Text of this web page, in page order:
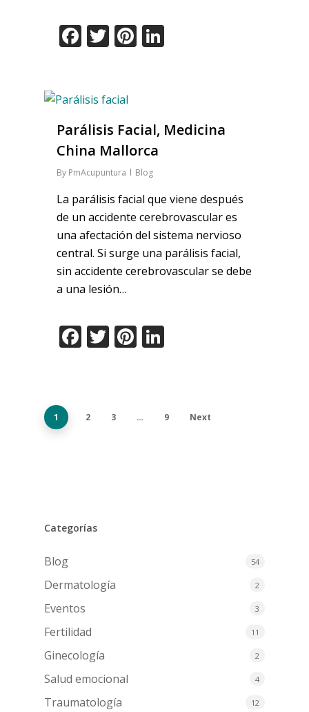
Facebook
TwitterPinterest
Parálisis Facial, Medicina
China Mallorca
By PmAcupuntura Blog
La parálisis facial que viene después
de un accidente cerebrovascular es
una afectación del sistema nervioso
central. Si surge una parálisis facial,
sin accidente cerebrovascular se debe
a una lesión…
Facebook
TwitterPinterest
1 2 3 … 9 Next
Categorías
Blog 54
Dermatología 2
Eventos 3
Fertilidad 11
Ginecología 2
Salud emocional 4
Traumatología 12